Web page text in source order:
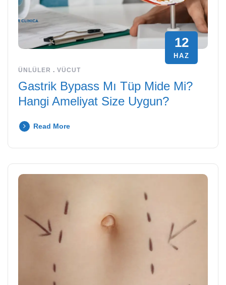
12
HAZ
ÜNLÜLER . VÜCUT
Gastrik Bypass Mı Tüp Mide Mi?
Hangi Ameliyat Size Uygun?
Read More